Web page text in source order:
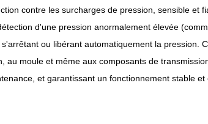
contre les surcharges de pression, sensible et
d'une pression anormalement élevée
ou libérant automatiquement la pression.
moule et même aux composants de
et garantissant un fonctionnement stable et